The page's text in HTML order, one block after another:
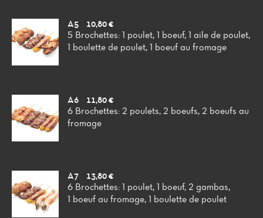
A5
10,80 €
5 Brochettes: 1 poulet, 1 boeuf, 1 aile de poulet,
1 boulette de poulet, 1 boeuf au fromage
A6
11,80 €
6 Brochettes: 2 poulets, 2 boeufs, 2 boeufs au
fromage
A7
13,80 €
6 Brochettes: 1 poulet, 1 boeuf, 2 gambas,
1 boeuf au fromage, 1 boulette de poulet